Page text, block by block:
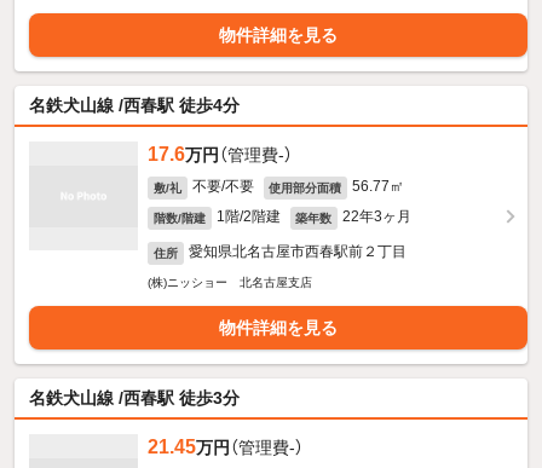
物件詳細を見る
名鉄犬山線 /西春駅 徒歩4分
17.6万円 （管理費-）
敷/礼 不要/不要 使用部分面積 56.77㎡
階数/階建 1階/2階建 築年数 22年3ヶ月
住所 愛知県北名古屋市西春駅前２丁目
(株)ニッショー 北名古屋支店
物件詳細を見る
名鉄犬山線 /西春駅 徒歩3分
21.45万円 （管理費-）